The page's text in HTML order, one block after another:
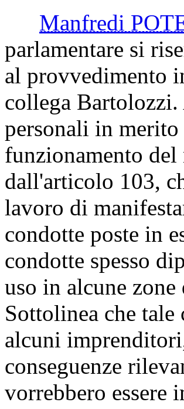
Manfredi
parlamentare si
al provvedimento
collega
personali in
funzionamento
dall'articolo 103,
lavoro di
condotte poste in
condotte spesso
uso in alcune
Sottolinea che
alcuni
conseguenze
vorrebbero essere